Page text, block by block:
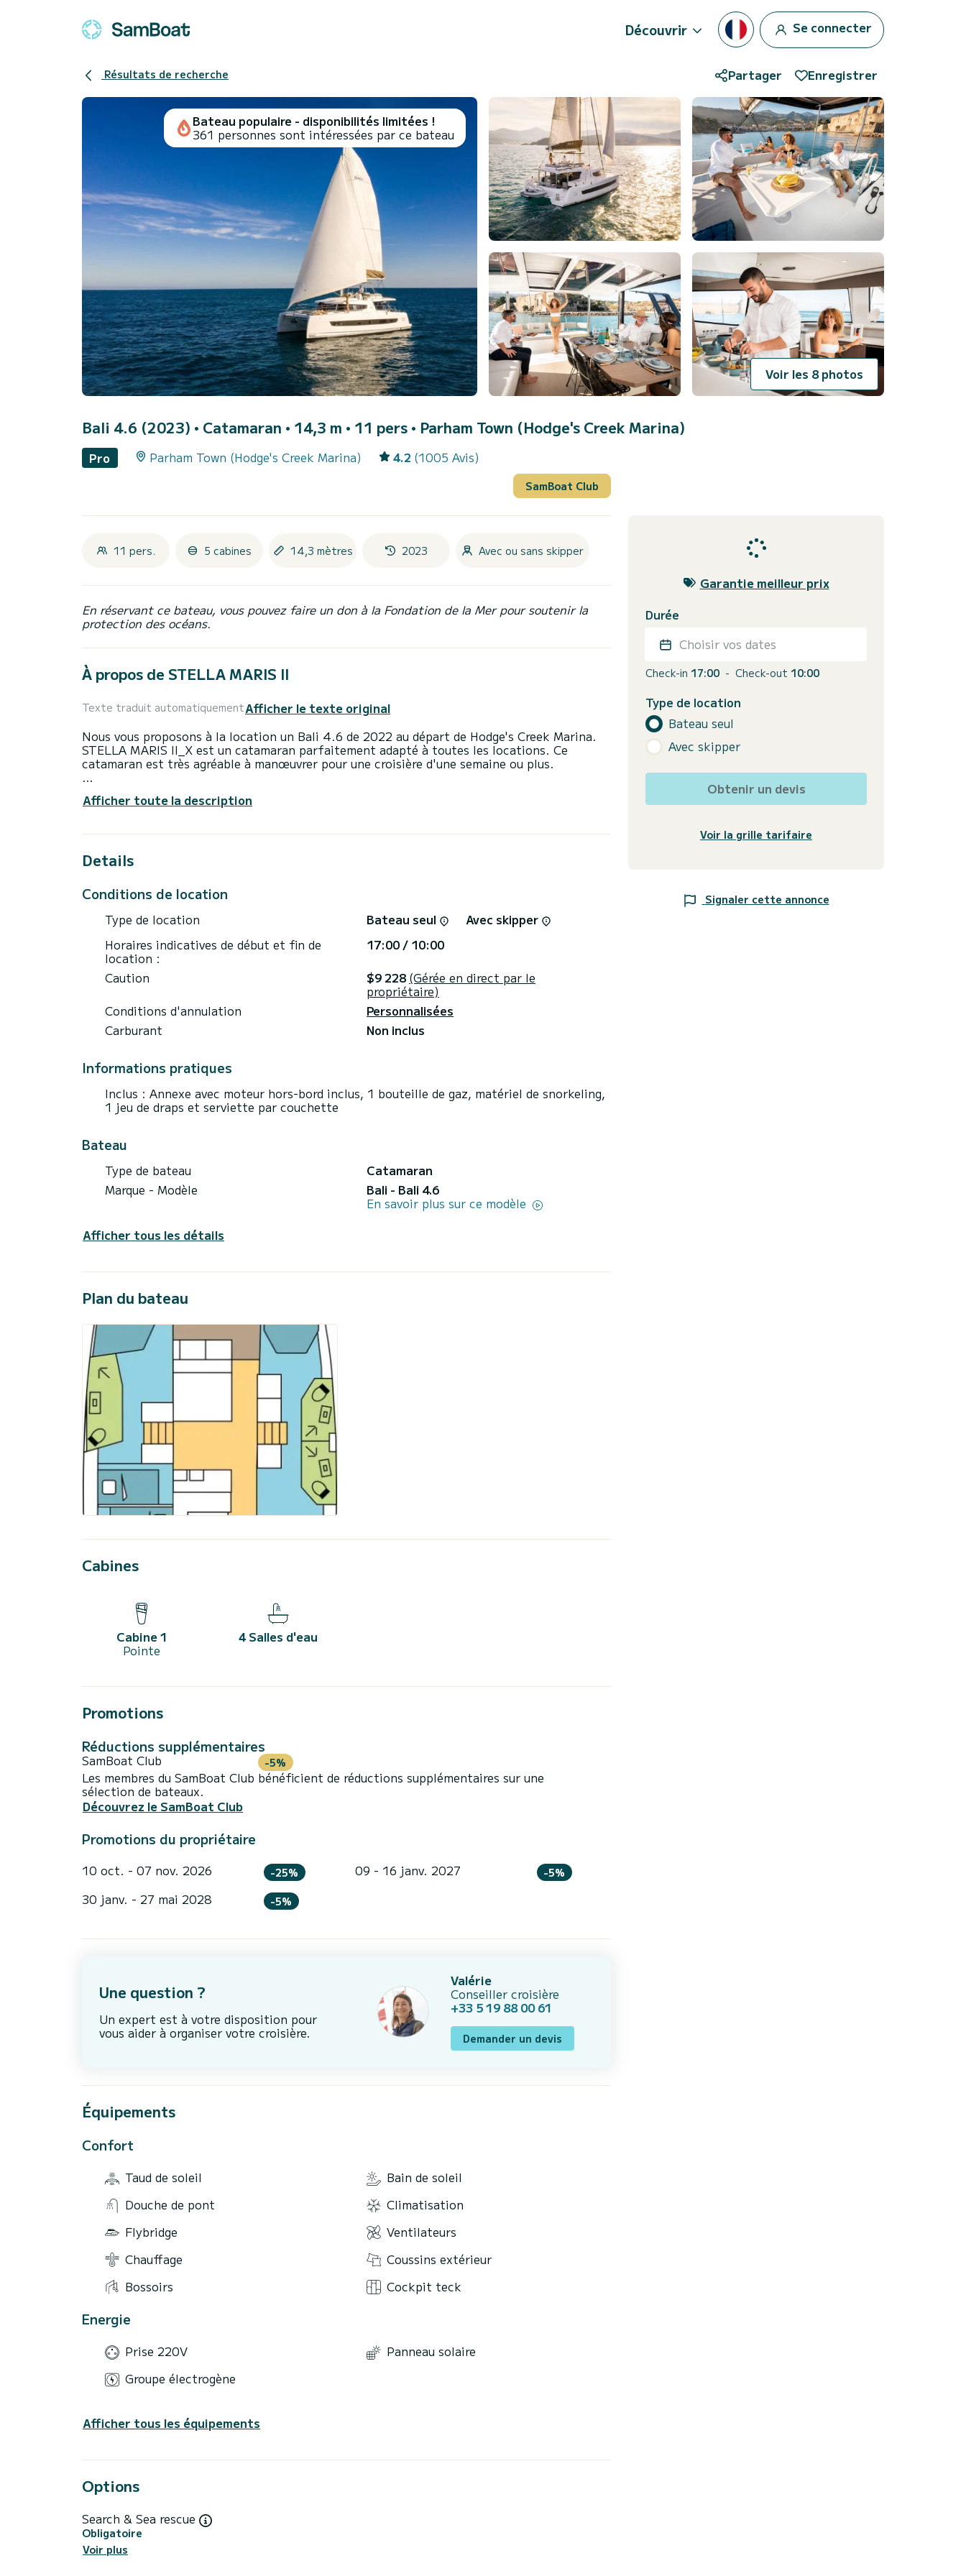
Découvrir Se connecter
Résultats de recherche Partager Enregistrer
Voir les 8 photos
Bateau populaire - disponibilités limitées !
361 personnes sont intéressées par ce bateau
Bali 4.6 (2023) • Catamaran • 14,3 m • 11 pers • Parham Town (Hodge's Creek Marina)
Pro Parham Town (Hodge's Creek Marina) 4.2 (1005 Avis)
SamBoat Club
11 pers. 5 cabines 14,3 mètres 2023 Avec ou sans skipper
En réservant ce bateau, vous pouvez faire un don à la Fondation de la Mer pour soutenir la
protection des océans.
À propos de STELLA MARIS II
Texte traduit automatiquementAfficher le texte original
Nous vous proposons à la location un Bali 4.6 de 2022 au départ de Hodge's Creek Marina.
STELLA MARIS II_X est un catamaran parfaitement adapté à toutes les locations. Ce
catamaran est très agréable à manœuvrer pour une croisière d'une semaine ou plus.
accueillir 12 passagers en croisière.
Pour votre confort, STELLA MARIS II_X dispose de 4 toilettes avec douche
Ce bateau est équipé d'une grand-voile lattée et d'un génois sur enrouleur. Il dispose des
pont, Dessalinisateur, Winch électrique.
Nous vous invitons à demander un devis directement via la plateforme, nous vous répondrons
Afficher toute la description
Details
Conditions de location
Type de location Bateau seul
Avec skipper
Horaires indicatives de début et fin de
location :
17:00 / 10:00
Caution
$9 228 (Gérée en direct par le
propriétaire)
Conditions d'annulation
Personnalisées
Carburant
Non inclus
Informations pratiques
Inclus : Annexe avec moteur hors-bord inclus, 1 bouteille de gaz, matériel de snorkeling,
1 jeu de draps et serviette par couchette
Bateau
Type de bateau
Catamaran
Marque - Modèle
Bali - Bali 4.6
En savoir plus sur ce modèle
Afficher tous les détails
Plan du bateau
Cabines
Cabine 1
Pointe
4 Salles d'eau
Promotions
Réductions supplémentaires
SamBoat Club -5%
Les membres du SamBoat Club bénéficient de réductions supplémentaires sur une
sélection de bateaux.
Découvrez le SamBoat Club
Promotions du propriétaire
10 oct. - 07 nov. 2026 -25% 09 - 16 janv. 2027 -5%
30 janv. - 27 mai 2028 -5%
Une question ?
Un expert est à votre disposition pour
vous aider à organiser votre croisière.
Valérie
Conseiller croisière
+33 5 19 88 00 61
Demander un devis
Équipements
Confort
Taud de soleil
Bain de soleil
Douche de pont
Climatisation
Flybridge
Ventilateurs
Chauffage
Coussins extérieur
Bossoirs
Cockpit teck
Energie
Prise 220V
Panneau solaire
Groupe électrogène
Afficher tous les équipements
Options
Search & Sea rescue
Obligatoire
Voir plus
Garantie meilleur prix
Durée
Choisir vos dates
Check-in 17:00 - Check-out 10:00
Type de location
Bateau seul
Avec skipper
Obtenir un devis
Voir la grille tarifaire
Signaler cette annonce